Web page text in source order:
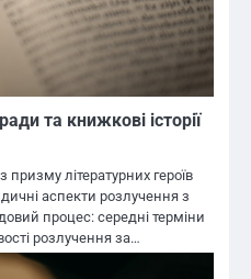
та книжкові історії
літературних героїв
аспекти розлучення з
процес: середні терміни
розлучення за…